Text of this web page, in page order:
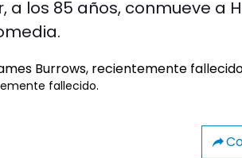
los 85 años, conmueve a
fallecido.